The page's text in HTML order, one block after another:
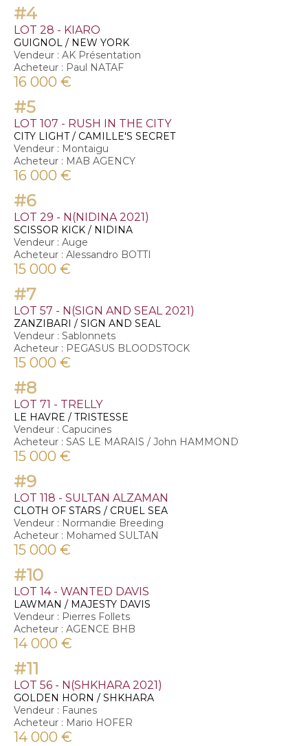
#4
LOT 28 - KIARO
GUIGNOL / NEW YORK
Vendeur : AK Présentation
Acheteur : Paul NATAF
16 000 €
#5
LOT 107 - RUSH IN THE CITY
CITY LIGHT / CAMILLE'S SECRET
Vendeur : Montaigu
Acheteur : MAB AGENCY
16 000 €
#6
LOT 29 - N(NIDINA 2021)
SCISSOR KICK / NIDINA
Vendeur : Auge
Acheteur : Alessandro BOTTI
15 000 €
#7
LOT 57 - N(SIGN AND SEAL 2021)
ZANZIBARI / SIGN AND SEAL
Vendeur : Sablonnets
Acheteur : PEGASUS BLOODSTOCK
15 000 €
#8
LOT 71 - TRELLY
LE HAVRE / TRISTESSE
Vendeur : Capucines
Acheteur : SAS LE MARAIS / John HAMMOND
15 000 €
#9
LOT 118 - SULTAN ALZAMAN
CLOTH OF STARS / CRUEL SEA
Vendeur : Normandie Breeding
Acheteur : Mohamed SULTAN
15 000 €
#10
LOT 14 - WANTED DAVIS
LAWMAN / MAJESTY DAVIS
Vendeur : Pierres Follets
Acheteur : AGENCE BHB
14 000 €
#11
LOT 56 - N(SHKHARA 2021)
GOLDEN HORN / SHKHARA
Vendeur : Faunes
Acheteur : Mario HOFER
14 000 €